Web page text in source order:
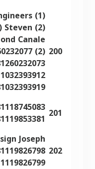
200
(1) Numerical Methods For Engineers
Steven
Canale
(2) Steven Chapra ISBN10 : 1260232077
201
202
Joseph